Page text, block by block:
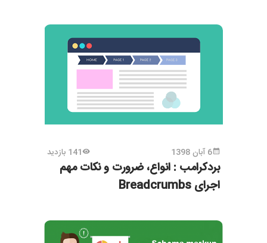
6 آبان 1398 141 بازدید
بردکرامب : انواع، ضرورت و نکات مهم
اجرای Breadcrumbs